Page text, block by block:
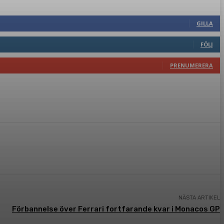
GILLA
FÖLJ
PRENUMERERA
NÄSTA ARTIKEL
Förbannelse över Ferrari fortfarande kvar i Monacos GP